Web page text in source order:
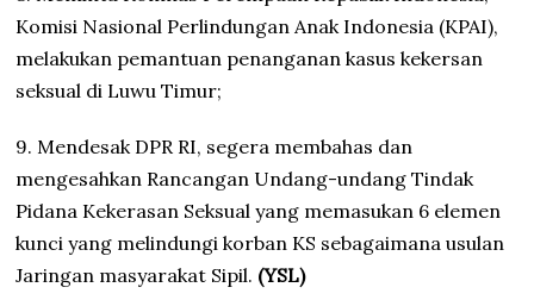
Komisi Nasional Perlindungan Anak Indonesia (KPAI),
melakukan pemantuan penanganan kasus kekersan
seksual di Luwu Timur;
9. Mendesak DPR RI, segera membahas dan
mengesahkan Rancangan Undang-undang Tindak
Pidana Kekerasan Seksual yang memasukan 6 elemen
kunci yang melindungi korban KS sebagaimana usulan
Jaringan masyarakat Sipil. (YSL)